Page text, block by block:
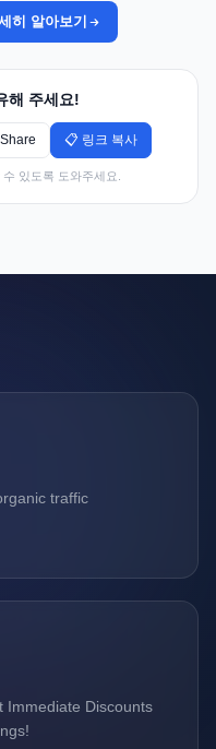
히 알아보기
해 주세요!
📋 링크 복사
있도록 도와주세요.
traffic
Immediate Discounts